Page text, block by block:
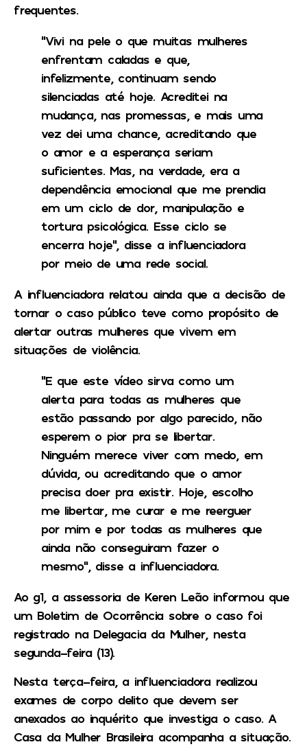
frequentes.
“Vivi na pele o que muitas mulheres
enfrentam caladas e que,
infelizmente, continuam sendo
silenciadas até hoje. Acreditei na
mudança, nas promessas, e mais uma
vez dei uma chance, acreditando que
o amor e a esperança seriam
suficientes. Mas, na verdade, era a
dependência emocional que me prendia
em um ciclo de dor, manipulação e
tortura psicológica. Esse ciclo se
encerra hoje”, disse a influenciadora
por meio de uma rede social.
A influenciadora relatou ainda que a decisão de
tornar o caso público teve como propósito de
alertar outras mulheres que vivem em
situações de violência.
“E que este vídeo sirva como um
alerta para todas as mulheres que
estão passando por algo parecido, não
esperem o pior pra se libertar.
Ninguém merece viver com medo, em
dúvida, ou acreditando que o amor
precisa doer pra existir. Hoje, escolho
me libertar, me curar e me reerguer
por mim e por todas as mulheres que
ainda não conseguiram fazer o
mesmo”, disse a influenciadora.
Ao g1, a assessoria de Keren Leão informou que
um Boletim de Ocorrência sobre o caso foi
registrado na Delegacia da Mulher, nesta
segunda-feira (13).
Nesta terça-feira, a influenciadora realizou
exames de corpo delito que devem ser
anexados ao inquérito que investiga o caso. A
Casa da Mulher Brasileira acompanha a situação.